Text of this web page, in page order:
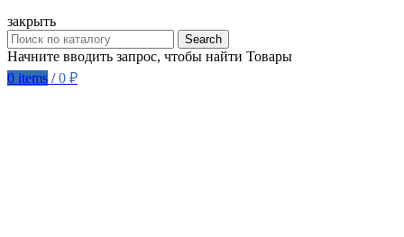
закрыть
Search
Начните вводить запрос, чтобы найти Товары
0 items / 0 ₽